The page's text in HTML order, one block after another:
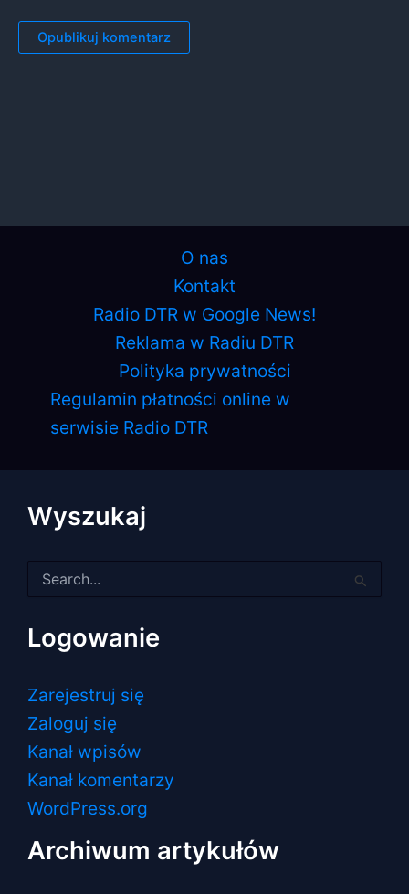
O nas
Kontakt
Radio DTR w Google News!
Reklama w Radiu DTR
Polityka prywatności
Regulamin płatności online w
serwisie Radio DTR
Wyszukaj
dla:
Logowanie
Zarejestruj się
Zaloguj się
Kanał wpisów
Kanał komentarzy
WordPress.org
Archiwum artykułów